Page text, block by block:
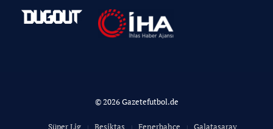
© 2026 Gazetefutbol.de
Süper Lig Besiktas Fenerbahce Galatasaray